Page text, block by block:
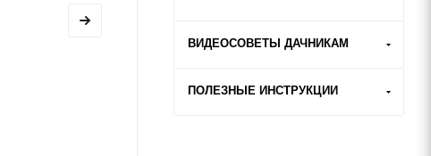
ВИДЕОСОВЕТЫ ДАЧНИКАМ
ПОЛЕЗНЫЕ ИНСТРУКЦИИ